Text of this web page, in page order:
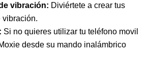
vibración: Diviértete a crear tus
vibración.
Si no quieres utilizar tu teléfono movil
desde su mando inalámbrico